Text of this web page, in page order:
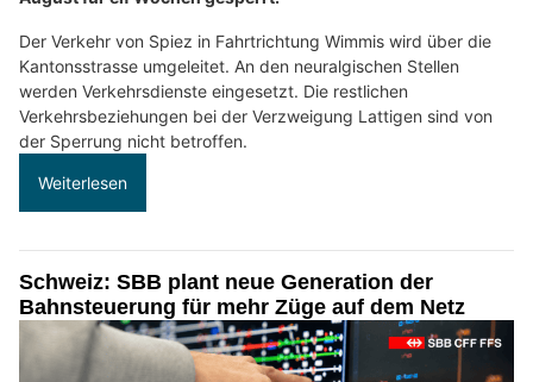
Der Verkehr von Spiez in Fahrtrichtung Wimmis wird über die
Kantonsstrasse umgeleitet. An den neuralgischen Stellen
werden Verkehrsdienste eingesetzt. Die restlichen
Verkehrsbeziehungen bei der Verzweigung Lattigen sind von
der Sperrung nicht betroffen.
Weiterlesen
Schweiz: SBB plant neue Generation der
Bahnsteuerung für mehr Züge auf dem Netz